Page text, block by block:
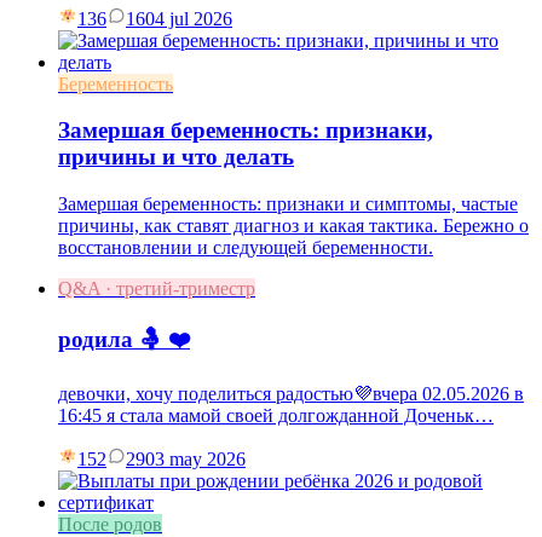
136 1604 jul 2026
Беременность
Замершая беременность: признаки,
причины и что делать
Замершая беременность: признаки и симптомы, частые
причины, как ставят диагноз и какая тактика. Бережно о
восстановлении и следующей беременности.
Q&A · третий-триместр
родила 🤱 ❤️
девочки, хочу поделиться радостью💜вчера 02.05.2026 в
16:45 я стала мамой своей долгожданной Доченьк…
152 2903 may 2026
После родов